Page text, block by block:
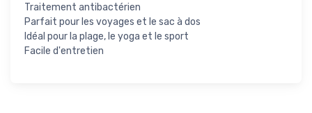
Traitement antibactérien
Parfait pour les voyages et le sac à dos
Idéal pour la plage, le yoga et le sport
Facile d'entretien